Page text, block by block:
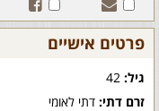
פרטים אישיים
גיל:
זרם דתי: דתי לאומי